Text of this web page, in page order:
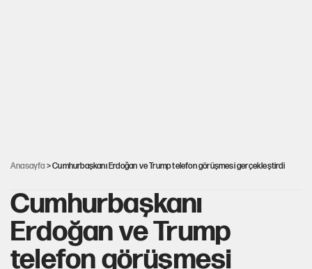
Anasayfa > Cumhurbaşkanı Erdoğan ve Trump telefon görüşmesi gerçekleştirdi
Cumhurbaşkanı
Erdoğan ve Trump
telefon görüşmesi